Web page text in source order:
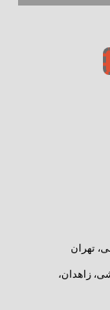
تهران
زاهدان،